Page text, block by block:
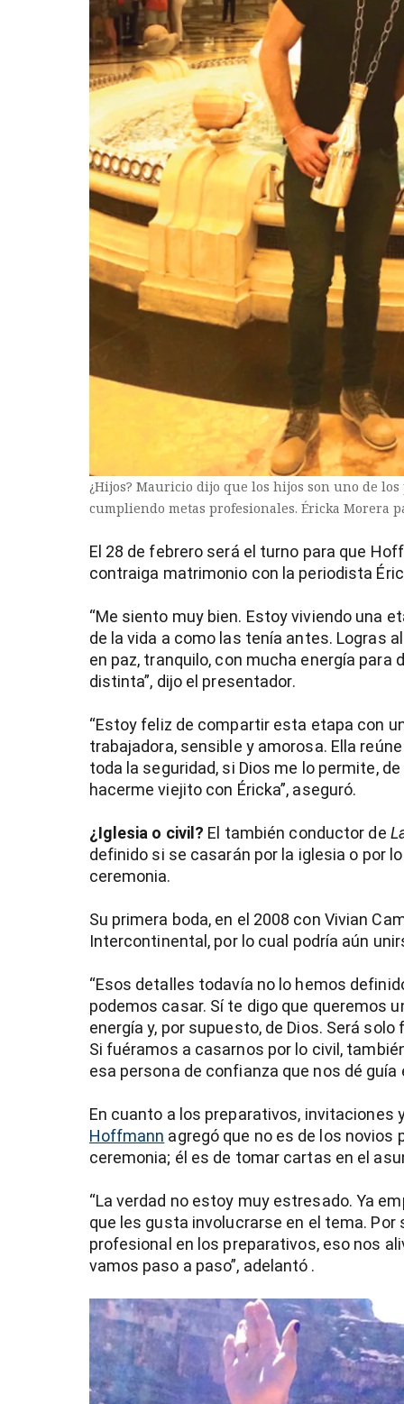
¿Hijos? Mauricio dijo que los hijos son uno de
cumpliendo metas profesionales. Éricka Morera
El 28 de febrero será el turno para que
contraiga matrimonio con la periodista
“Me siento muy bien. Estoy viviendo una
de la vida a como las tenía antes. Logras
en paz, tranquilo, con mucha energía
distinta”, dijo el presentador.
“Estoy feliz de compartir esta etapa con
trabajadora, sensible y amorosa. Ella
toda la seguridad, si Dios me lo permite,
hacerme viejito con Éricka”, aseguró.
¿Iglesia o civil? El también conductor de
definido si se casarán por la iglesia o por
ceremonia.
Su primera boda, en el 2008 con Vivian
Intercontinental, por lo cual podría aún
“Esos detalles todavía no lo hemos
podemos casar. Sí te digo que queremos
energía y, por supuesto, de Dios. Será
Si fuéramos a casarnos por lo civil,
esa persona de confianza que nos dé
En cuanto a los preparativos, invitaciones
Hoffmann agregó que no es de los novios
ceremonia; él es de tomar cartas en el
“La verdad no estoy muy estresado. Ya
que les gusta involucrarse en el tema.
profesional en los preparativos, eso nos
vamos paso a paso”, adelantó .